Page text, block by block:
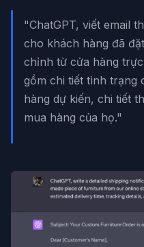
"ChatGPT, viết email
cho khách hàng đã
chỉnh từ cửa hàng
gồm chi tiết tình trạng
hàng dự kiến, chi tiết
mua hàng của họ."